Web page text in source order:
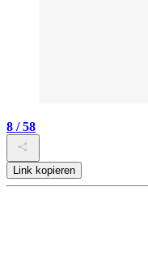
8 / 58
Link kopieren